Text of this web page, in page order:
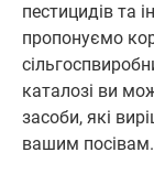
пестицидів та
пропонуємо
каталозі ви
засоби, які
вашим посівам.